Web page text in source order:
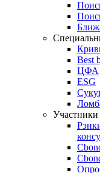
Облигации
Поиски
Best
ЦФА
ESG